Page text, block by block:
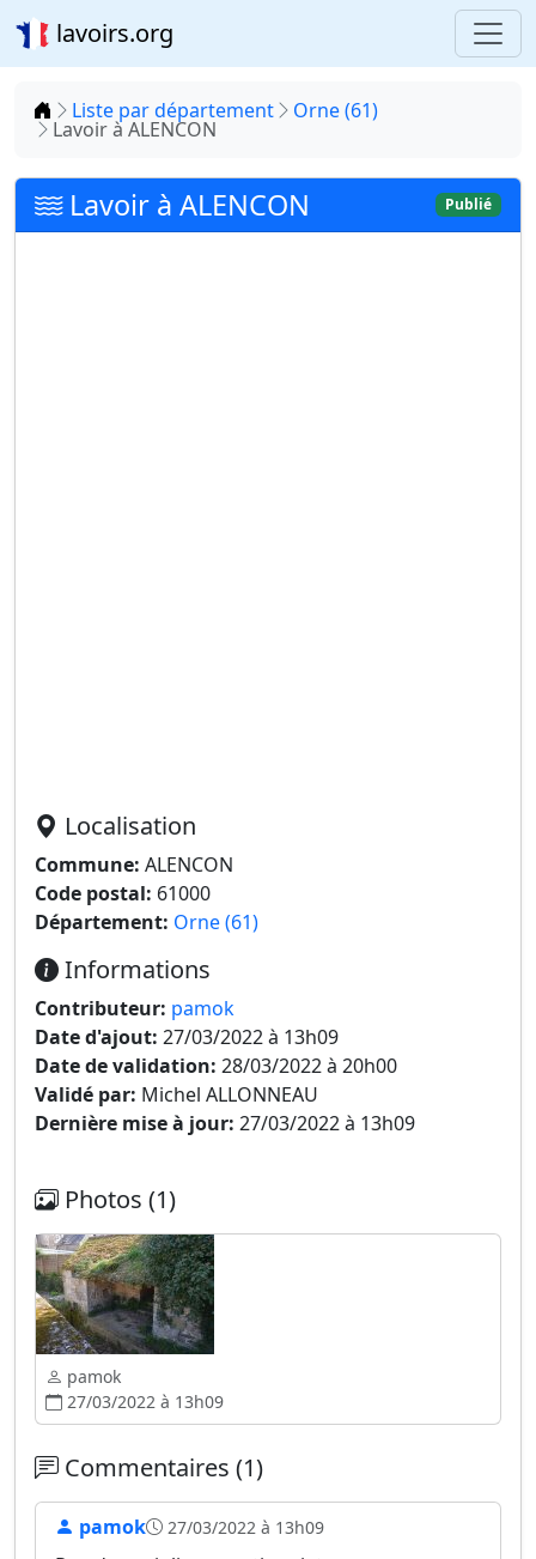
lavoirs.org
Accueil
Liste par département Orne (61)
Lavoir à ALENCON
Lavoir à ALENCON Publié
Localisation
Commune: ALENCON
Code postal: 61000
Département: Orne (61)
Informations
Contributeur: pamok
Date d'ajout: 27/03/2022 à 13h09
Date de validation: 28/03/2022 à 20h00
Validé par: Michel ALLONNEAU
Dernière mise à jour: 27/03/2022 à 13h09
Photos (1)
pamok
27/03/2022 à 13h09
Commentaires (1)
pamok 27/03/2022 à 13h09